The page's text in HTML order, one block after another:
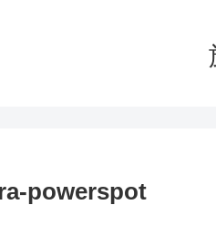
powerspot